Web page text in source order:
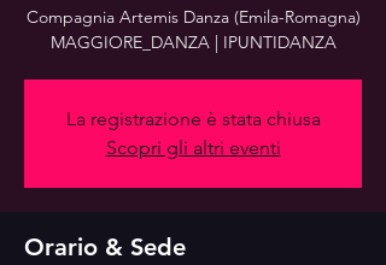
Compagnia Artemis Danza (Emila-Romagna)
MAGGIORE_DANZA | IPUNTIDANZA
La registrazione è stata chiusa
Scopri gli altri eventi
Orario & Sede